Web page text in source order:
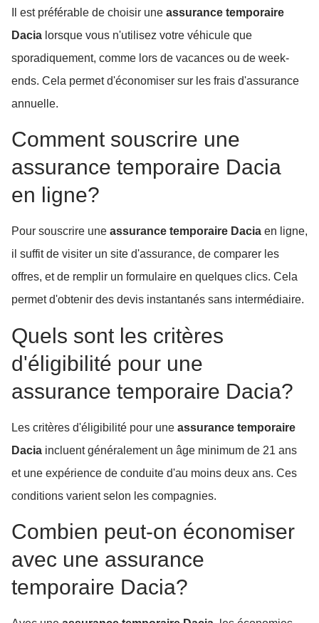
Il est préférable de choisir une assurance temporaire
Dacia lorsque vous n'utilisez votre véhicule que
sporadiquement, comme lors de vacances ou de week-
ends. Cela permet d'économiser sur les frais d'assurance
annuelle.
Comment souscrire une
assurance temporaire Dacia
en ligne?
Pour souscrire une assurance temporaire Dacia en ligne,
il suffit de visiter un site d'assurance, de comparer les
offres, et de remplir un formulaire en quelques clics. Cela
permet d'obtenir des devis instantanés sans intermédiaire.
Quels sont les critères
d'éligibilité pour une
assurance temporaire Dacia?
Les critères d'éligibilité pour une assurance temporaire
Dacia incluent généralement un âge minimum de 21 ans
et une expérience de conduite d'au moins deux ans. Ces
conditions varient selon les compagnies.
Combien peut-on économiser
avec une assurance
temporaire Dacia?